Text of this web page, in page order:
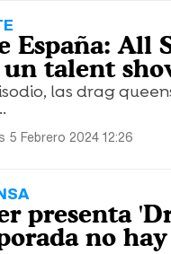
España: All
talent
las drag
5 Febrero 2024 12:26
presenta
no